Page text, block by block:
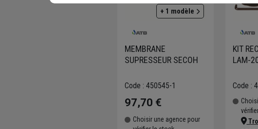
+ 1 modèle
MEMBRANE
SUPRESSEUR SECOH
Code : 450545-1
97,70 €
Choisir une agence pour
KIT
LAM-
Code :